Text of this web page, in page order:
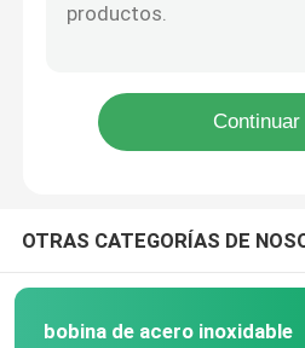
banda de acero inoxidable
Tubo sin costura de acero
1,4125 AISI SS alrededor
OTRAS CATEGORÍAS DE
bobina de acero inoxidable